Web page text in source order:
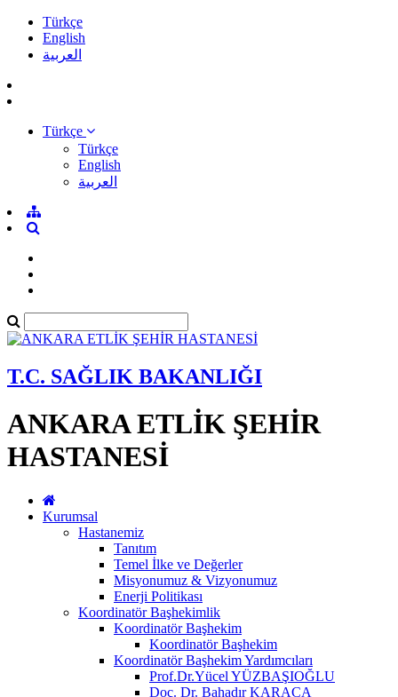
Türkçe
English
العربية
Türkçe
Türkçe
English
العربية
T.C. SAĞLIK BAKANLIĞI
ANKARA ETLİK ŞEHİR
HASTANESİ
Kurumsal
Hastanemiz
Tanıtım
Temel İlke ve Değerler
Misyonumuz & Vizyonumuz
Enerji Politikası
Koordinatör Başhekimlik
Koordinatör Başhekim
Koordinatör Başhekim
Koordinatör Başhekim Yardımcıları
Prof.Dr.Yücel YÜZBAŞIOĞLU
Doç. Dr. Bahadır KARACA